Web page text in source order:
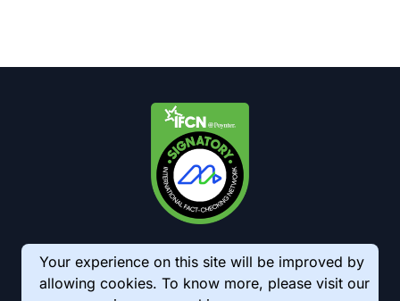
Your experience on this site will be improved by
allowing cookies. To know more, please visit our